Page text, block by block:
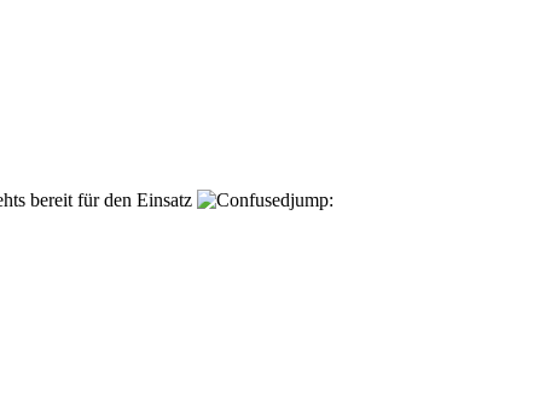
bereit für den Einsatz
jump: